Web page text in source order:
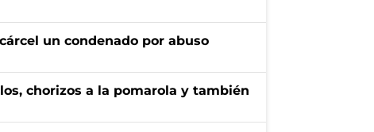
un condenado por abuso
chorizos a la pomarola y también